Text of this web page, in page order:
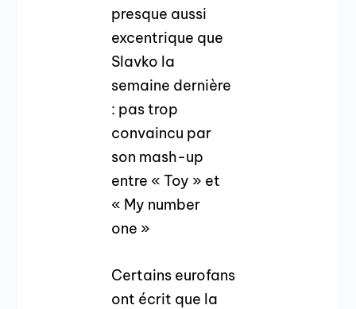
presque aussi
excentrique que
Slavko la
semaine dernière
: pas trop
convaincu par
son mash-up
entre « Toy » et
« My number
one »
Certains eurofans
ont écrit que la